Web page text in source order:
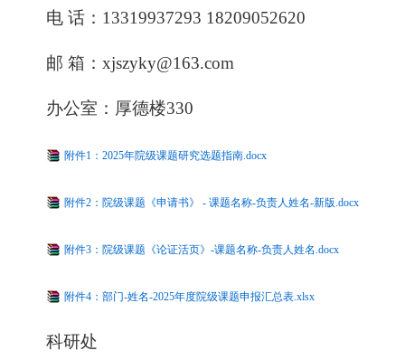
电 话 ： 13319937293 18209052620
邮 箱 ：xjszyky@163.com
办公室： 厚德楼330
附件1：2025年院级课题研究选题指南.docx
附件2：院级课题《申请书》 - 课题名称-负责人姓名-新版.docx
附件3：院级课题《论证活页》-课题名称-负责人姓名.docx
附件4：部门-姓名-2025年度院级课题申报汇总表.xlsx
科研处